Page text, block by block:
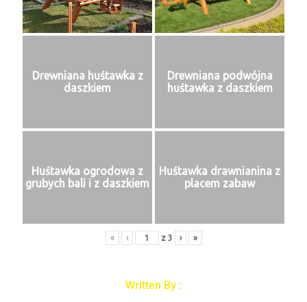
Written By :
Drewniana huśtawka z
daszkiem
Drewniana podwójna
huśtawka z daszkiem
Huśtawka ogrodowa z
grubych bali i z daszkiem
Huśtawka drawnianina z
placem zabaw
« ‹ z 3 › »